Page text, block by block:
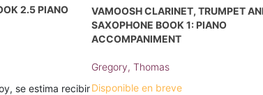
2.5 PIANO
se estima recibir
VAMOOSH CLARINET, TRUMPET
SAXOPHONE BOOK 1: PIANO
ACCOMPANIMENT
Gregory, Thomas
Disponible en breve